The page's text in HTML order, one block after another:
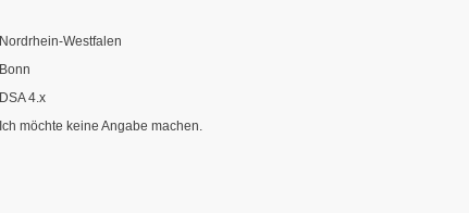
Nordrhein-Westfalen
Bonn
DSA 4.x
Ich möchte keine Angabe machen.